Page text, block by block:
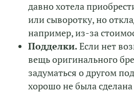
давно хотела
или сыворотку, но
например, из-за
Подделки.Если нет
вещь оригинального
задуматься о другом
хорошо не была